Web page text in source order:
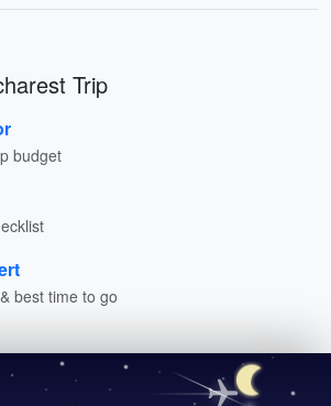
Trip
budget
best time to go